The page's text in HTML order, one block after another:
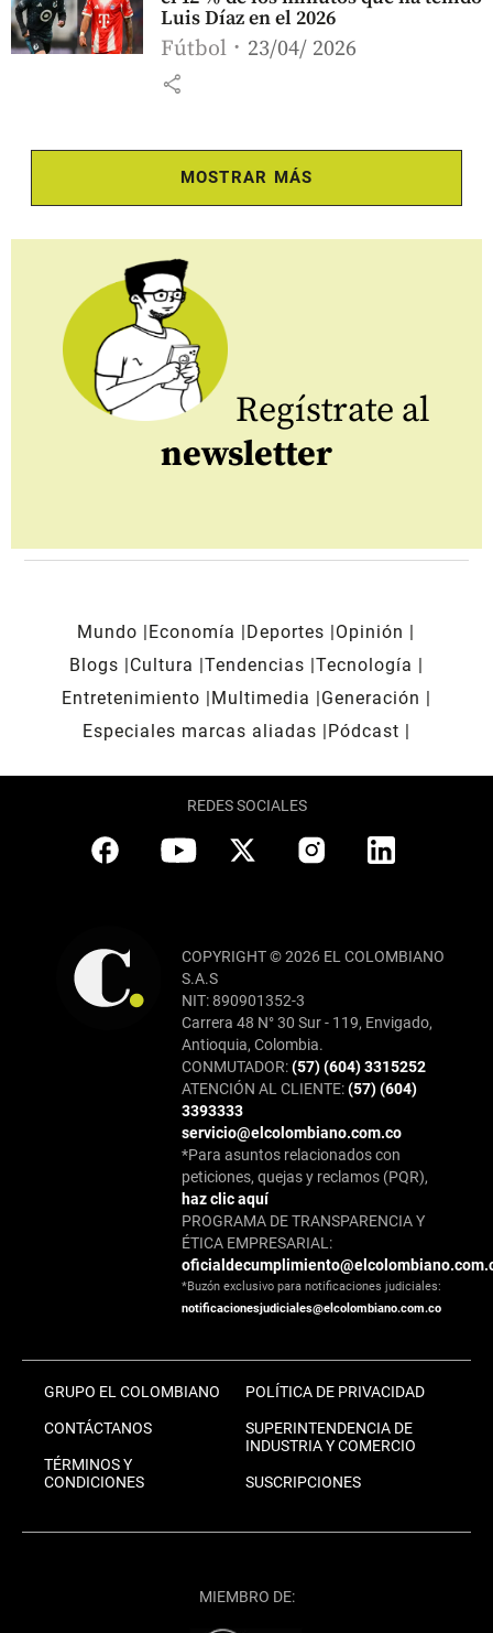
Luis Díaz en el 2026
Fútbol 23/04/ 2026
share
MOSTRAR MÁS
Regístrate al
newsletter
Mundo Economía Deportes
Opinión
Blogs
Cultura Tendencias Tecnología
Entretenimiento
Multimedia
Generación
Especiales marcas aliadas
Pódcast
REDES SOCIALES
COPYRIGHT © 2026 EL COLOMBIANO
S.A.S
NIT: 890901352-3
Carrera 48 N° 30 Sur - 119, Envigado,
Antioquia, Colombia.
CONMUTADOR:(57) (604) 3315252
ATENCIÓN AL CLIENTE:(57) (604)
3393333
servicio@elcolombiano.com.co
*Para asuntos relacionados con
peticiones, quejas y reclamos (PQR),
haz clic aquí
PROGRAMA DE TRANSPARENCIA Y
ÉTICA EMPRESARIAL:
*Buzón exclusivo para notificaciones judiciales:
notificacionesjudiciales@elcolombiano.com.co
GRUPO EL COLOMBIANO
CONTÁCTANOS
TÉRMINOS Y
CONDICIONES
POLÍTICA DE PRIVACIDAD
SUPERINTENDENCIA DE
INDUSTRIA Y COMERCIO
SUSCRIPCIONES
MIEMBRO DE: